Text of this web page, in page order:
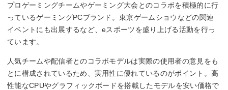
プロゲーミングチームやゲーミング大会とのコラボを積極的に行
っているゲーミングPCブランド。東京ゲームショウなどの関連
イベントにも出展するなど、eスポーツを盛り上げる活動を行っ
ています。
人気チームや配信者とのコラボモデルは実際の使用者の意見をも
とに構成されているため、実用性に優れているのがポイント。高
性能なCPUやグラフィックボードを搭載したモデルを安い価格で